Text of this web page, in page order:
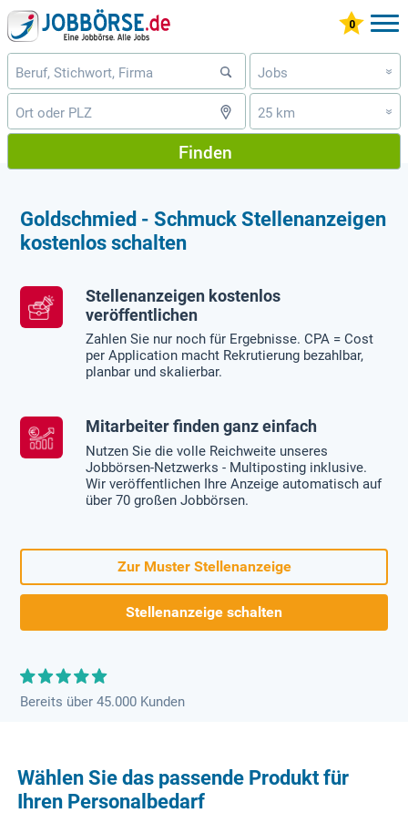
Jobs »
25 km »
Finden
Goldschmied - Schmuck Stellenanzeigen
kostenlos schalten
Stellenanzeigen kostenlos
veröffentlichen
Zahlen Sie nur noch für Ergebnisse. CPA = Cost
per Application macht Rekrutierung bezahlbar,
planbar und skalierbar.
Mitarbeiter finden ganz einfach
Nutzen Sie die volle Reichweite unseres
Jobbörsen-Netzwerks - Multiposting inklusive.
Wir veröffentlichen Ihre Anzeige automatisch auf
über 70 großen Jobbörsen.
Zur Muster Stellenanzeige
Stellenanzeige schalten
Bereits über 45.000 Kunden
Wählen Sie das passende Produkt für
Ihren Personalbedarf